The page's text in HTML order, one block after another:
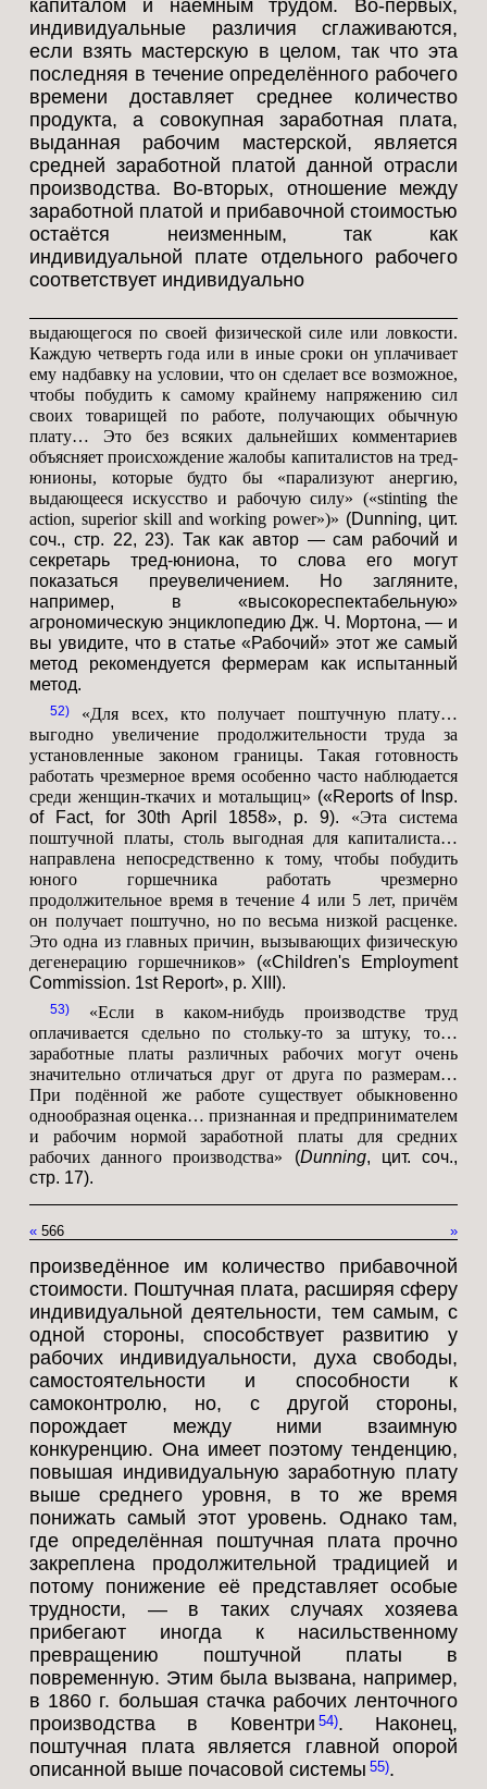
капиталом и наёмным трудом. Во-первых,
индивидуальные различия сглаживаются,
если взять мастерскую в целом, так что эта
последняя в течение определённого рабочего
времени доставляет среднее количество
продукта, а совокупная заработная плата,
выданная рабочим мастерской, является
средней заработной платой данной отрасли
производства. Во-вторых, отношение между
заработной платой и прибавочной стоимостью
остаётся неизменным, так как
индивидуальной плате отдельного рабочего
соответствует индивидуально
выдающегося по своей физической силе или ловкости.
Каждую четверть года или в иные сроки он уплачивает
ему надбавку на условии, что он сделает все возможное,
чтобы побудить к самому крайнему напряжению сил
своих товарищей по работе, получающих обычную
плату… Это без всяких дальнейших комментариев
объясняет происхождение жалобы капиталистов на тред-
юнионы, которые будто бы «парализуют анергию,
выдающееся искусство и рабочую силу» («stinting the
action, superior skill and working power»)» (Dunning, цит.
соч., стр. 22, 23). Так как автор — сам рабочий и
секретарь тред-юниона, то слова его могут
показаться преувеличением. Но загляните,
например, в «высокореспектабельную»
агрономическую энциклопедию Дж. Ч. Мортона, — и
вы увидите, что в статье «Рабочий» этот же самый
метод рекомендуется фермерам как испытанный
метод.
52
«Для всех, кто получает поштучную плату…
выгодно увеличение продолжительности труда за
установленные законом границы. Такая готовность
работать чрезмерное время особенно часто наблюдается
среди женщин-ткачих и мотальщиц» («Reports of Insp.
of Fact, for 30th April 1858», p. 9). «Эта система
поштучной платы, столь выгодная для капиталиста…
направлена непосредственно к тому, чтобы побудить
юного горшечника работать чрезмерно
продолжительное время в течение 4 или 5 лет, причём
он получает поштучно, но по весьма низкой расценке.
Это одна из главных причин, вызывающих физическую
дегенерацию горшечников» («Children's Employment
Commission. 1st Report», p. XIII).
53
«Если в каком-нибудь производстве труд
оплачивается сдельно по стольку-то за штуку, то…
заработные платы различных рабочих могут очень
значительно отличаться друг от друга по размерам…
При подённой же работе существует обыкновенно
однообразная оценка… признанная и предпринимателем
и рабочим нормой заработной платы для средних
рабочих данного производства» (Dunning, цит. соч.,
стр. 17).
« »
566
произведённое им количество прибавочной
стоимости. Поштучная плата, расширяя сферу
индивидуальной деятельности, тем самым, с
одной стороны, способствует развитию у
рабочих индивидуальности, духа свободы,
самостоятельности и способности к
самоконтролю, но, с другой стороны,
порождает между ними взаимную
конкуренцию. Она имеет поэтому тенденцию,
повышая индивидуальную заработную плату
выше среднего уровня, в то же время
понижать самый этот уровень. Однако там,
где определённая поштучная плата прочно
закреплена продолжительной традицией и
потому понижение её представляет особые
трудности, — в таких случаях хозяева
прибегают иногда к насильственному
превращению поштучной платы в
повременную. Этим была вызвана, например,
в 1860 г. большая стачка рабочих ленточного
производства в Ковентри 54 . Наконец,
поштучная плата является главной опорой
описанной выше почасовой системы 55 .